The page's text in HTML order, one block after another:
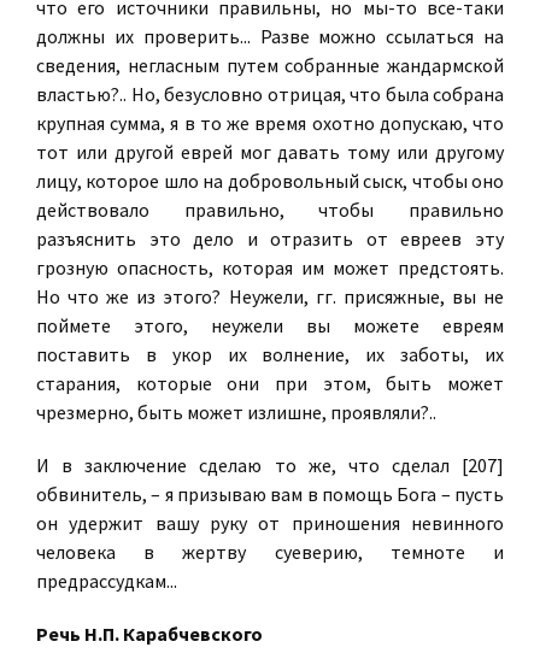
что его источники правильны, но мы-то все-таки
должны их проверить... Разве можно ссылаться на
сведения, негласным путем собранные жандармской
властью?.. Но, безусловно отрицая, что была собрана
крупная сумма, я в то же время охотно допускаю, что
тот или другой еврей мог давать тому или другому
лицу, которое шло на добровольный сыск, чтобы оно
действовало правильно, чтобы правильно
разъяснить это дело и отразить от евреев эту
грозную опасность, которая им может предстоять.
Но что же из этого? Неужели, гг. присяжные, вы не
поймете этого, неужели вы можете евреям
поставить в укор их волнение, их заботы, их
старания, которые они при этом, быть может
чрезмерно, быть может излишне, проявляли?..
И в заключение сделаю то же, что сделал [207]
обвинитель, – я призываю вам в помощь Бога – пусть
он удержит вашу руку от приношения невинного
человека в жертву суеверию, темноте и
предрассудкам...
Речь Н.П. Карабчевского